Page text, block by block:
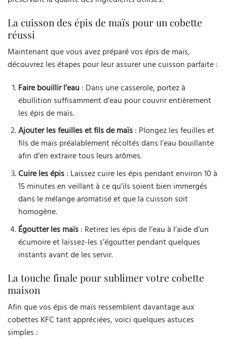
La cuisson des épis de maïs pour un cobette
réussi
Maintenant que vous avez préparé vos épis de maïs,
découvrez les étapes pour leur assurer une cuisson parfaite :
Faire bouillir l’eau: Dans une casserole, portez à
ébullition suffisamment d’eau pour couvrir entièrement
les épis de maïs.
Ajouter les feuilles et fils de maïs: Plongez les feuilles et
fils de maïs préalablement récoltés dans l’eau bouillante
afin d’en extraire tous leurs arômes.
Cuire les épis: Laissez cuire les épis pendant environ 10 à
15 minutes en veillant à ce qu’ils soient bien immergés
dans le mélange aromatisé et que la cuisson soit
homogène.
Égoutter les maïs: Retirez les épis de l’eau à l’aide d’un
écumoire et laissez-les s’égoutter pendant quelques
instants avant de les servir.
La touche finale pour sublimer votre cobette
maison
Afin que vos épis de maïs ressemblent davantage aux
cobettes KFC tant appréciées, voici quelques astuces
simples :